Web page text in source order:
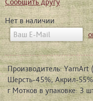
Нет в наличии
Производитель: YarnArt
Шерсть-45%, Aкрил-
г Мотков в упаковке: 3